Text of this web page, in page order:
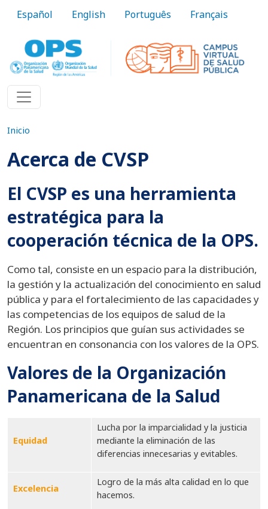
Español English Português Français
Inicio
Acerca de CVSP
El CVSP es una herramienta
estratégica para la
cooperación técnica de la OPS.
Como tal, consiste en un espacio para la distribución,
la gestión y la actualización del conocimiento en salud
pública y para el fortalecimiento de las capacidades y
las competencias de los equipos de salud de la
Región. Los principios que guían sus actividades se
encuentran en consonancia con los valores de la OPS.
Valores de la Organización
Panamericana de la Salud
Equidad
Lucha por la imparcialidad y la justicia
mediante la eliminación de las
diferencias innecesarias y evitables.
Excelencia
Logro de la más alta calidad en lo que
hacemos.